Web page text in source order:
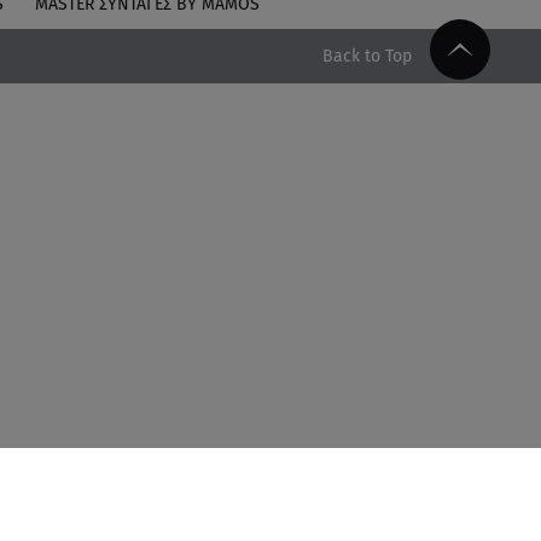
MASTER ΣΥΝΤΑΓΈΣ BY MAMOS
Back to Top